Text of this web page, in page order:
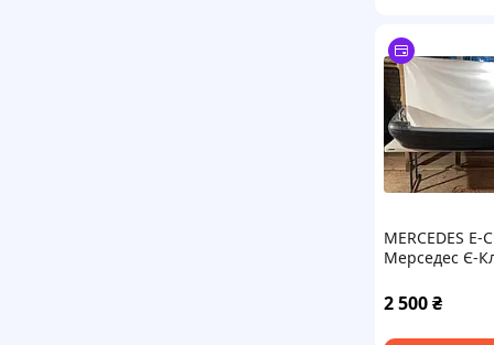
MERCEDES E-
Мерседес Є-
95-03 Седан
задній
2 500₴